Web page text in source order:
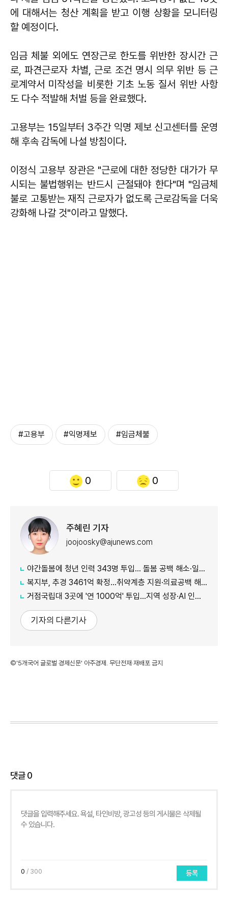
에 대해서는 청산 계획을 받고 이행 상황을 모니터링
할 예정이다.
임금 체불 외에도 연장근로 한도를 위반한 장시간 근
로, 파견근로자 차별, 근로 조건 명시 의무 위반 등 근
로계약서 미작성을 비롯한 기초 노동 질서 위반 사항
도 다수 적발해 처벌 등을 완료했다.
고용부는 15일부터 3주간 익명 제보 신고센터를 운영
해 후속 감독에 나설 방침이다.
이정식 고용부 장관은 "근로에 대한 정당한 대가가 무
시되는 불법행위는 반드시 근절돼야 한다"며 "임금체
불로 고통받는 재직 근로자가 없도록 근로감독을 더욱
강화해 나갈 것"이라고 말했다.
#고용부 #익명제보 #임금체불
0 0
주혜린 기자
joojoosky@ajunews.com
야간돌봄에 청년 인력 343명 투입… 돌봄 공백 해소·일자리 확대 추진
복지부, 추경 3461억 확정…취약계층 지원·의료공백 해소 강화
거점국립대 3곳에 '연 1000억' 투입…지역 성장·AI 인재 거점 육성
기자의 다른기사
©'5개국어 글로벌 경제신문' 아주경제. 무단전재·재배포 금지
댓글0
0 / 300 등록